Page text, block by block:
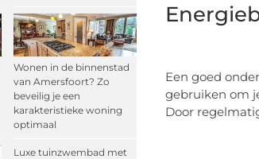
Wonen in de binnenstad
van Amersfoort? Zo
beveilig je een
karakteristieke woning
optimaal
Luxe tuinzwembad met
Een goed
gebruiken om
Door